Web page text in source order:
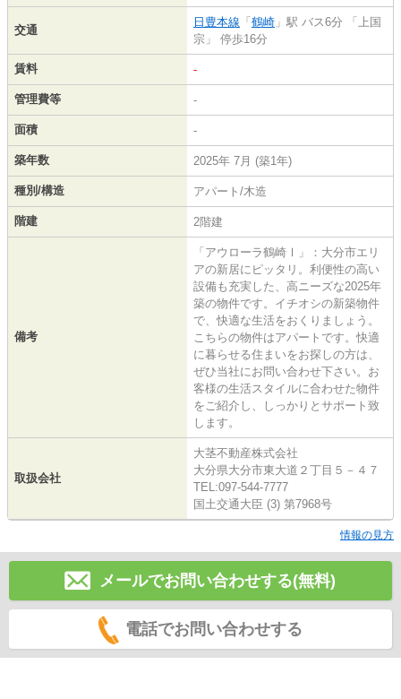
交通
日豊本線 「 鶴崎 」駅 バス6分 「上国
宗」 停歩16分
賃料 -
管理費等 -
面積 -
築年数 2025年 7月 (築1年)
種別/構造 アパート/木造
階建 2階建
備考
「アウローラ鶴崎Ⅰ」：大分市エリ
アの新居にピッタリ。利便性の高い
設備も充実した、高ニーズな2025年
築の物件です。イチオシの新築物件
で、快適な生活をおくりましょう。
こちらの物件はアパートです。快適
に暮らせる住まいをお探しの方は、
ぜひ当社にお問い合わせ下さい。お
客様の生活スタイルに合わせた物件
をご紹介し、しっかりとサポート致
します。
取扱会社
大茎不動産株式会社
大分県大分市東大道２丁目５－４７
TEL:097-544-7777
国土交通大臣 (3) 第7968号
情報の見方
メールでお問い合わせする(無料)
電話でお問い合わせする